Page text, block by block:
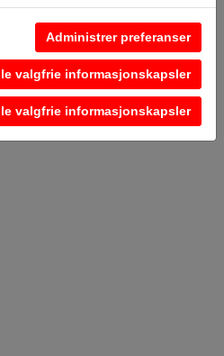
Administrer preferanser
valgfrie informasjonskapsler
valgfrie informasjonskapsler